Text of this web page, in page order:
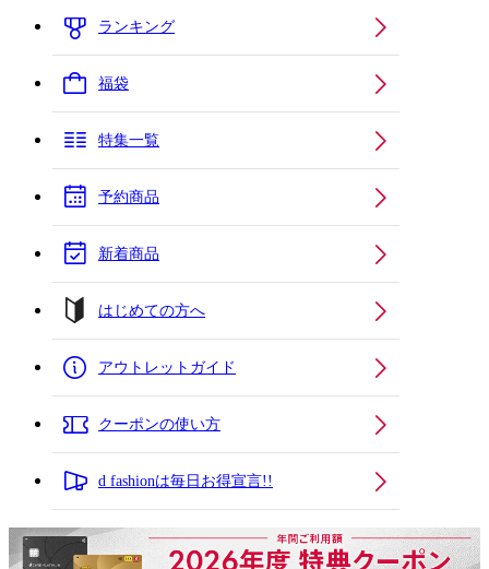
ランキング
福袋
特集一覧
予約商品
新着商品
はじめての方へ
アウトレットガイド
クーポンの使い方
d fashionは毎日お得宣言!!